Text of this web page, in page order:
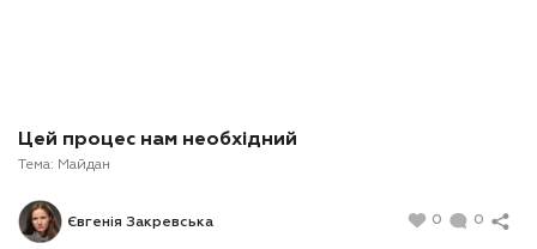
Цей процес нам необхідний
Тема: Майдан
Євгенія Закревська 0 0